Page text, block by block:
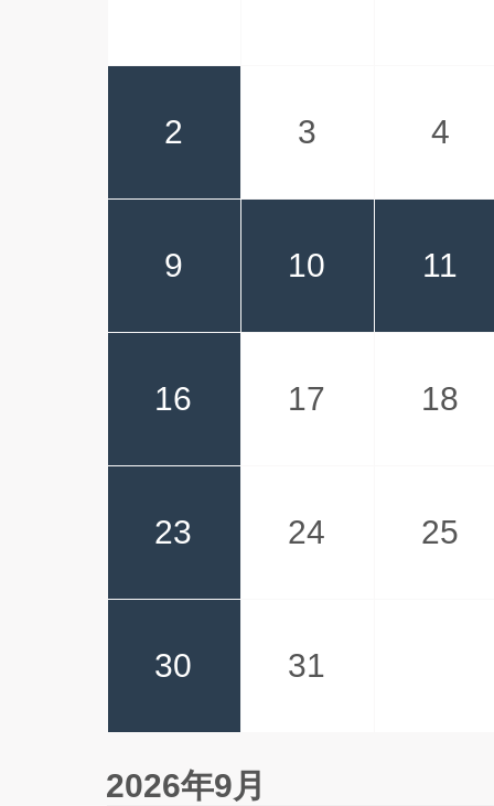
2 3 4
9 10 11
16 17 18
23 24 25
30 31
2026年9月